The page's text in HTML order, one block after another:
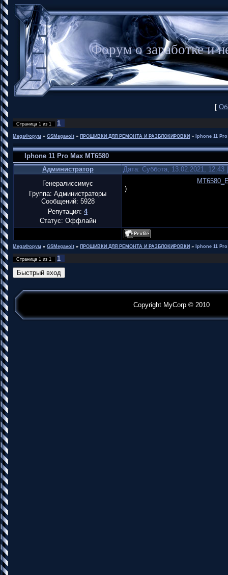
Форум о заработке
[
Страница 1 из 1 1
MegaФорум » GSMegavolt » ПРОШИВКИ ДЛЯ РЕМОНТА И РАЗБЛОКИРОВКИ » Iphone 11
Iphone 11 Pro Max MT6580
Администратор
Дата: Суббота, 13.02.2021,
Генералиссимус
Группа: Администраторы
Сообщений: 5928
Репутация: 4
Статус: Оффлайн
)
MegaФорум » GSMegavolt » ПРОШИВКИ ДЛЯ РЕМОНТА И РАЗБЛОКИРОВКИ » Iphone 11
Страница 1 из 1 1
Copyright MyCorp © 2010